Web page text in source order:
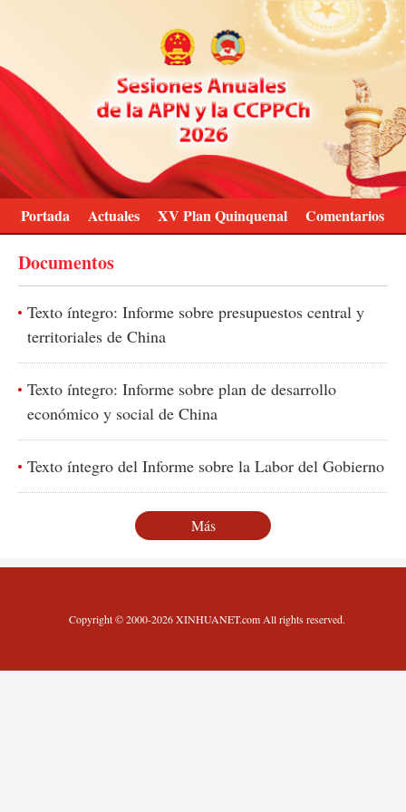
Portada Actuales XV Plan Quinquenal Comentarios
Documentos
Texto íntegro: Informe sobre presupuestos central y
territoriales de China
Texto íntegro: Informe sobre plan de desarrollo
económico y social de China
Texto íntegro del Informe sobre la Labor del Gobierno
Más
Copyright © 2000-2026 XINHUANET.com All rights reserved.